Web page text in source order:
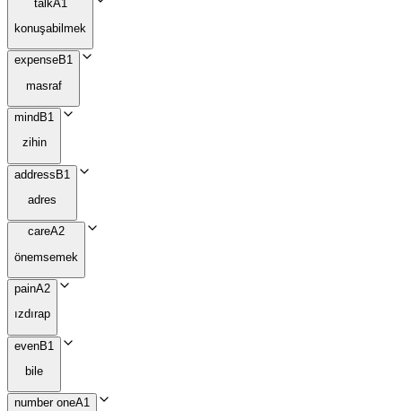
talkA1
konuşabilmek
expenseB1
masraf
mind B1
zihin
addressB1
adres
careA2
önemsemek
painA2
ızdırap
evenB1
bile
number oneA1